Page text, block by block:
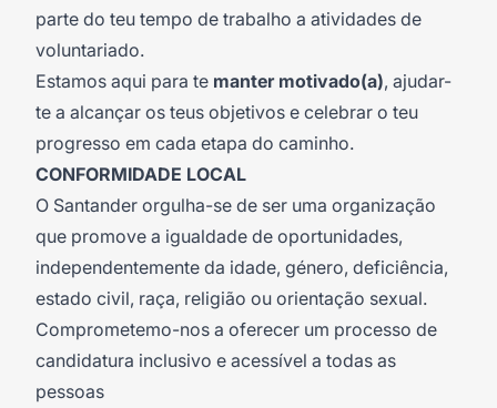
parte do teu tempo de trabalho a atividades de
voluntariado.
Estamos aqui para te manter motivado(a), ajudar-
te a alcançar os teus objetivos e celebrar o teu
progresso em cada etapa do caminho.
CONFORMIDADE LOCAL
O Santander orgulha-se de ser uma organização
que promove a igualdade de oportunidades,
independentemente da idade, género, deficiência,
estado civil, raça, religião ou orientação sexual.
Comprometemo-nos a oferecer um processo de
candidatura inclusivo e acessível a todas as
pessoas